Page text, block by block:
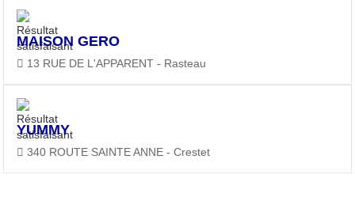
MAISON GERO
13 RUE DE L'APPARENT - Rasteau
YUMMY
340 ROUTE SAINTE ANNE - Crestet